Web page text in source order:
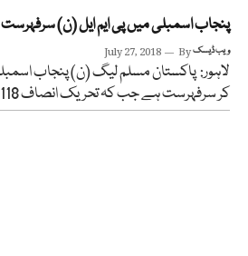
پنجاب اسمبلی میں پی ایم ایل (ن) سرفہرست
July 27, 2018 Byویب ڈیسک
کر سرفہرست ہے جب کہ تحریک انصاف 118 نشستوں…